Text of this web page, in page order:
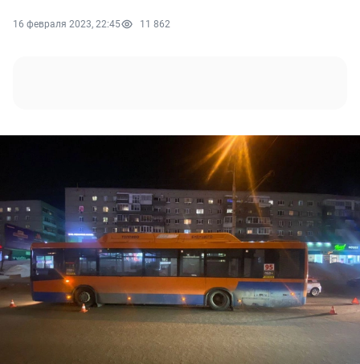
16 февраля 2023, 22:45 11 862